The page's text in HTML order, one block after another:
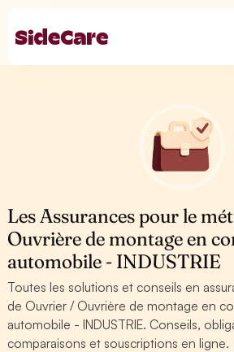
Les Assurances pour le
Ouvrière de montage en
automobile - INDUSTRIE
Toutes les solutions et conseils en
de Ouvrier / Ouvrière de montage en
automobile - INDUSTRIE. Conseils,
comparaisons et souscriptions en ligne.